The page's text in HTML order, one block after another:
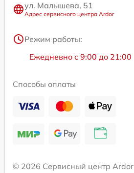
ул. Малышева, 51
Адрес сервисного центра Ardor
Режим работы:
Ежедневно с 9:00 до 21:00
Способы оплаты
© 2026 Сервисный центр Ardor